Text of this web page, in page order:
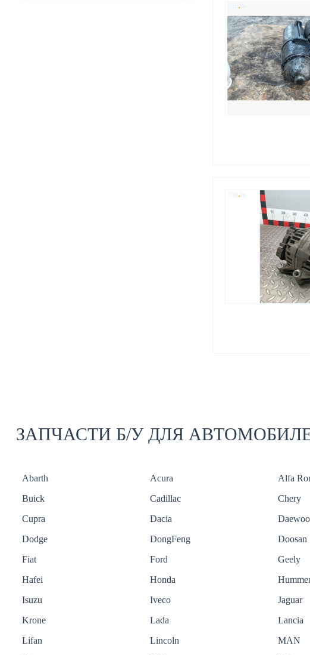
ЗАПЧАСТИ Б/У ДЛЯ
Abarth Acura Alfa
Buick
Cadillac Chery
Cupra
Dacia Daewoo
Dodge
DongFeng Doosan
Fiat
Ford Geely
Hafei
Honda
Isuzu
Iveco Jaguar
Krone
Lada Lancia
Lifan
Lincoln MAN